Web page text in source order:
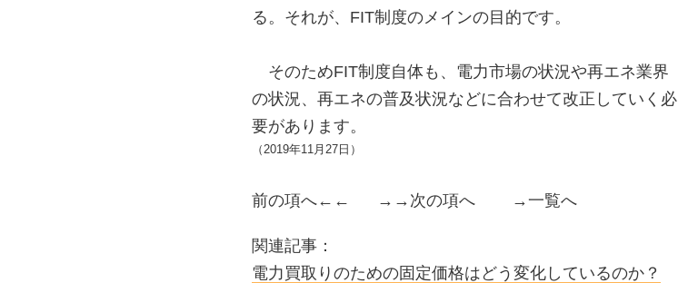
る。それが、FIT制度のメインの目的です。
そのためFIT制度自体も、電力市場の状況や再エネ業界
の状況、再エネの普及状況などに合わせて改正していく必
要があります。
（2019年11月27日）
前の項へ←← →→ 次の項へ →一覧へ
関連記事：
電力買取りのための固定価格はどう変化しているのか？